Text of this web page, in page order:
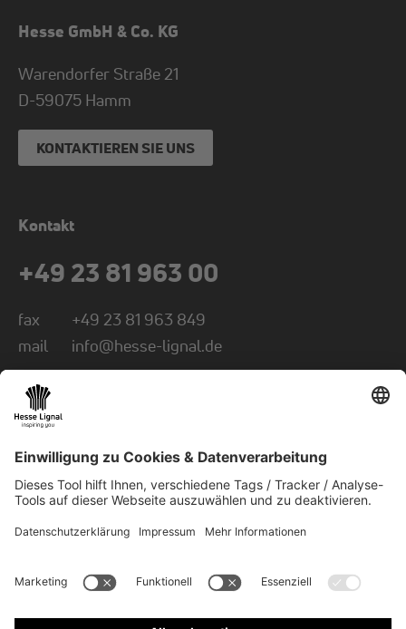
Hesse GmbH & Co. KG
Warendorfer Straße 21
D-59075 Hamm
KONTAKTIEREN SIE UNS
Kontakt
+49 23 81 963 00
fax
+49 23 81 963 849
mail
info@hesse-lignal.de
Newsletter
Monatliche News über innovative Produkte
Wählen Sie Ihr Themengebiet: Handwerk oder
© 2026 Hesse GmbH & Co. KG